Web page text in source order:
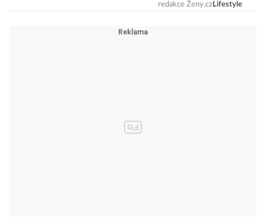
nejromantičtější
redakce Ženy.czLifestyle